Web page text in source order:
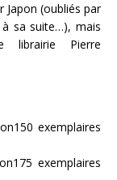
Japon (oubliés par
à sa suite…), mais
librairie Pierre
exemplaires
exemplaires